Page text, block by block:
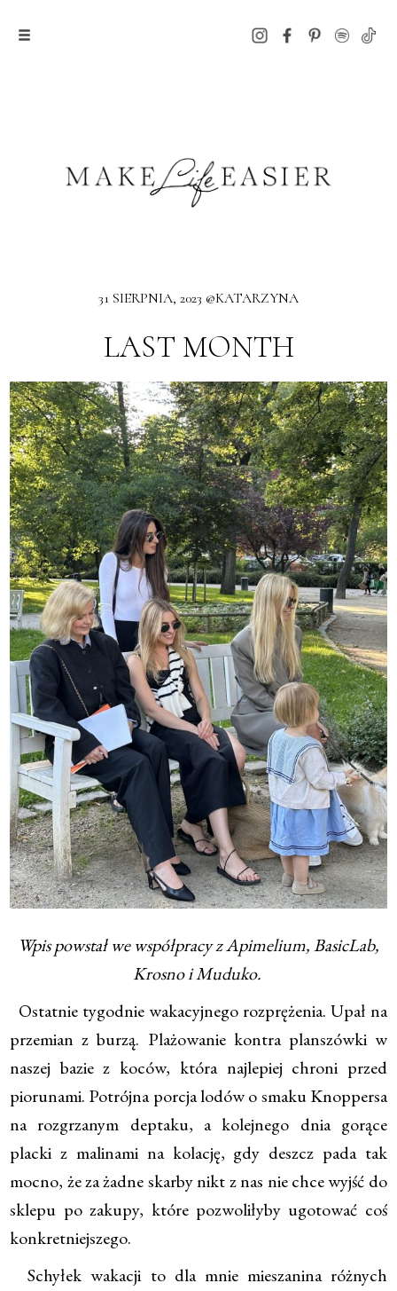
31 SIERPNIA, 2023 @KATARZYNA
LAST MONTH
Wpis powstał we współpracy z Apimelium, BasicLab,
Krosno i Muduko.
Ostatnie tygodnie wakacyjnego rozprężenia. Upał na
przemian z burzą. Plażowanie kontra planszówki w
naszej bazie z koców, która najlepiej chroni przed
piorunami. Potrójna porcja lodów o smaku Knoppersa
na rozgrzanym deptaku, a kolejnego dnia gorące
placki z malinami na kolację, gdy deszcz pada tak
mocno, że za żadne skarby nikt z nas nie chce wyjść do
sklepu po zakupy, które pozwoliłyby ugotować coś
konkretniejszego.
Schyłek wakacji to dla mnie mieszanina różnych